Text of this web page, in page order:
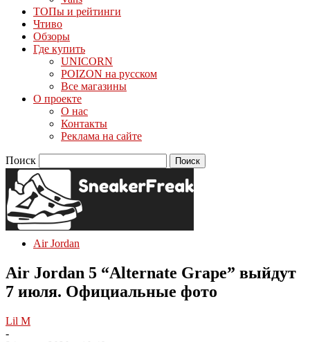
ТОПы и рейтинги
Чтиво
Обзоры
Где купить
UNICORN
POIZON на русском
Все магазины
О проекте
О нас
Контакты
Реклама на сайте
Поиск
Air Jordan
Air Jordan 5 “Alternate Grape” выйдут
7 июля. Официальные фото
Lil M
-